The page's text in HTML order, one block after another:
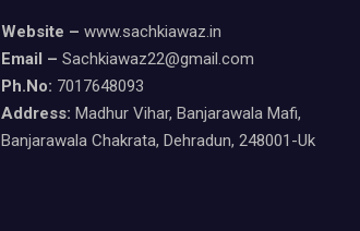
Website – www.sachkiawaz.in
Email – Sachkiawaz22@gmail.com
Ph.No: 7017648093
Address: Madhur Vihar, Banjarawala Mafi,
Banjarawala Chakrata, Dehradun, 248001-Uk